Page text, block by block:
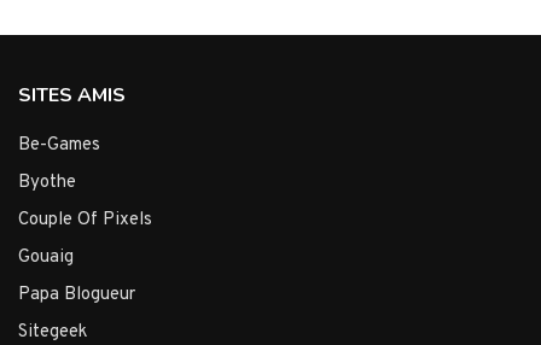
SITES AMIS
Be-Games
Byothe
Couple Of Pixels
Gouaig
Papa Blogueur
Sitegeek